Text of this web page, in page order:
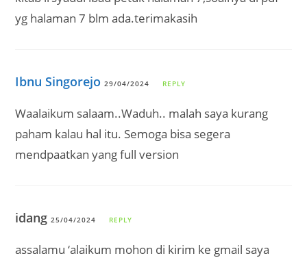
yg halaman 7 blm ada.terimakasih
Ibnu Singorejo 29/04/2024 REPLY
Waalaikum salaam..Waduh.. malah saya kurang
paham kalau hal itu. Semoga bisa segera
mendpaatkan yang full version
idang25/04/2024 REPLY
assalamu ‘alaikum mohon di kirim ke gmail saya